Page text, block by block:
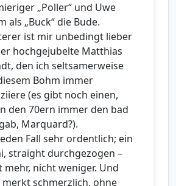
„Poller“ und Uwe
als „Buck“ die Bude.
ist mir unbedingt lieber
hochgejubelte Matthias
den ich seltsamerweise
Bohm immer
(es gibt noch einen,
den 70ern immer den bad
Marquard?).
Fall sehr ordentlich; ein
straight durchgezogen –
mehr, nicht weniger. Und
merkt schmerzlich, ohne